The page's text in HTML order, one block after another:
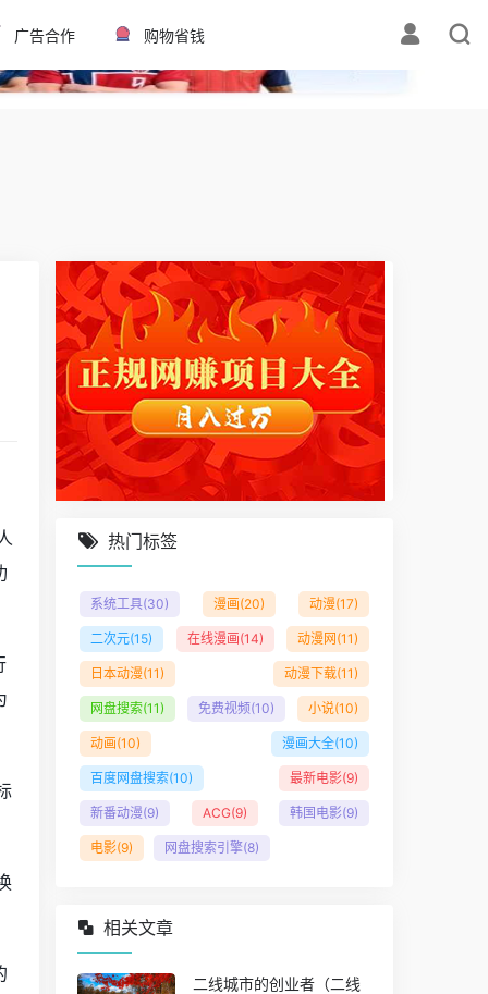
✕
广告合作 购物省钱
热门标签
系统工具(30) 漫画(20) 动漫(17)
二次元(15) 在线漫画(14) 动漫网 (11)
日本动漫(11) 动漫下载(11)
网盘搜索(11) 免费视频(10) 小说(10)
动画(10) 漫画大全(10)
百度网盘搜索(10) 最新电影(9)
新番动漫(9) ACG(9) 韩国电影(9)
电影(9) 网盘搜索引擎(8)
相关文章
二线城市的创业者（二线